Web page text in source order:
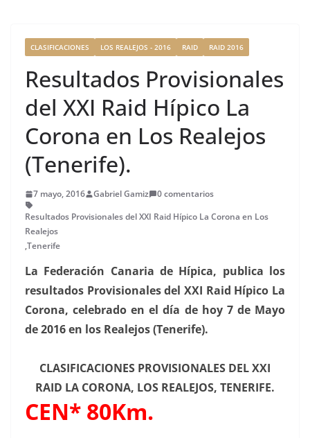
o
k
CLASIFICACIONES LOS REALEJOS - 2016 RAID RAID 2016
Resultados Provisionales
del XXI Raid Hípico La
Corona en Los Realejos
(Tenerife).
7 mayo, 2016 Gabriel Gamiz
0 comentarios
Resultados Provisionales del XXI Raid Hípico La Corona en Los
Realejos
,Tenerife
La Federación Canaria de Hípica, publica los
resultados Provisionales del XXI Raid Hípico La
Corona, celebrado en el día de hoy 7 de Mayo
de 2016 en los Realejos (Tenerife).
CLASIFICACIONES PROVISIONALES DEL XXI
RAID LA CORONA, LOS REALEJOS, TENERIFE.
CEN* 80Km.